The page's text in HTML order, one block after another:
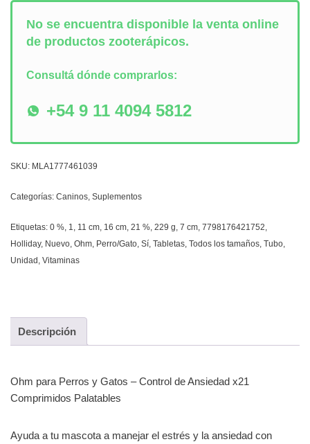
No se encuentra disponible la venta online
de productos zooterápicos.
Consultá dónde comprarlos:
+54 9 11 4094 5812
SKU: MLA1777461039
Categorías: Caninos, Suplementos
Etiquetas: 0 %, 1, 11 cm, 16 cm, 21 %, 229 g, 7 cm, 7798176421752,
Holliday, Nuevo, Ohm, Perro/Gato, Sí, Tabletas, Todos los tamaños, Tubo,
Unidad , Vitaminas
Descripción
Ohm para Perros y Gatos – Control de Ansiedad x21
Comprimidos Palatables
Ayuda a tu mascota a manejar el estrés y la ansiedad con